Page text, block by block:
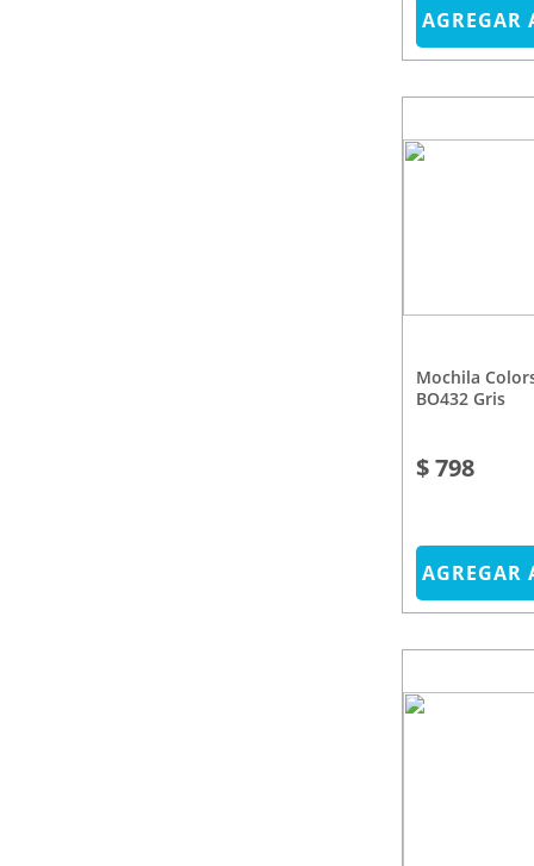
AGREGAR
Mochila Colors 15.6" Keep
BO432 Gris
$ 798
AGREGAR